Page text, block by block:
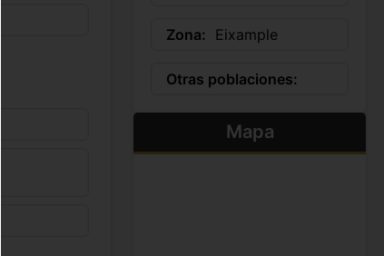
Zona: Eixample
Otras poblaciones:
Mapa